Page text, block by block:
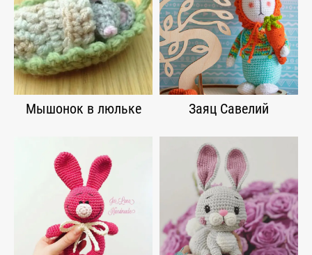
Мышонок в люльке Заяц Савелий